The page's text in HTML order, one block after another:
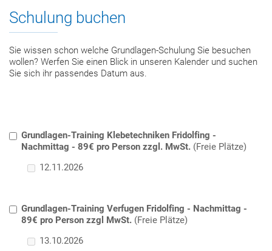
Schulung buchen
Sie wissen schon welche Grundlagen-Schulung Sie besuchen
wollen? Werfen Sie einen Blick in unseren Kalender und suchen
Sie sich ihr passendes Datum aus.
Grundlagen-Training Klebetechniken Fridolfing -
Nachmittag - 89€ pro Person zzgl. MwSt. (Freie Plätze)
12.11.2026
Grundlagen-Training Verfugen Fridolfing - Nachmittag -
89€ pro Person zzgl MwSt. (Freie Plätze)
13.10.2026